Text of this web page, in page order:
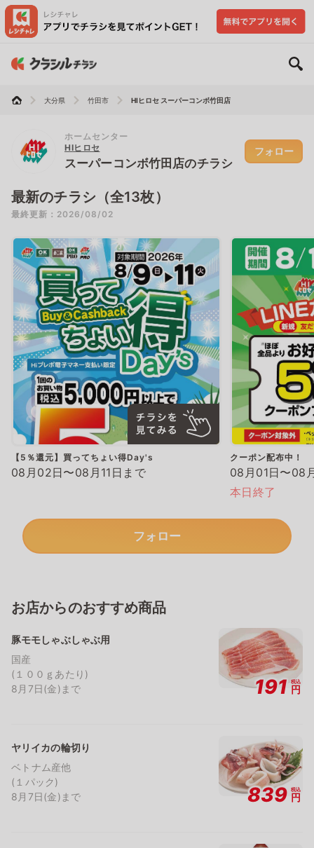
大分県 竹田市 HIヒロセ スーパーコンボ竹田店
ホームセンター
HIヒロセ
スーパーコンボ竹田店のチラシ
フォロー
最新のチラシ（全13枚）
最終更新：2026/08/02
【5％還元】買ってちょい得Day's
08月02日〜08月11日まで
クーポン配布中！
08月01日〜08
本日終了
フォロー
お店からのおすすめ商品
豚モモしゃぶしゃぶ用
国産
(１００ｇあたり)
8月7日(金)まで
191 税込
円
ヤリイカの輪切り
ベトナム産他
(１パック)
8月7日(金)まで
839 税込
円